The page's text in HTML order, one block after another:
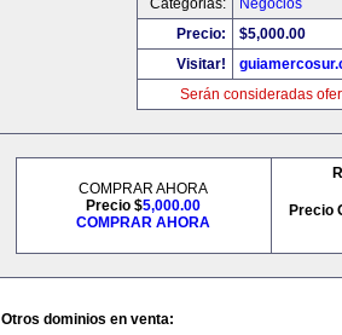
Categorias:
Negocios
Precio:
$5,000.00
Visitar!
Serán consideradas
COMPRAR AHORA
Precio $5,000.00
COMPRAR AHORA
Precio
Otros dominios en venta: